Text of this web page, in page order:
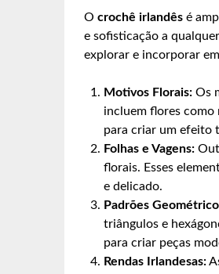
O crochê irlandês é
e sofisticação a
explorar e incorporar
Motivos Florais: Os
incluem flores como
para criar um efeito
Folhas e Vagens:
florais. Esses
e delicado.
Padrões
triângulos e
para criar peças
Rendas Irlandesas: